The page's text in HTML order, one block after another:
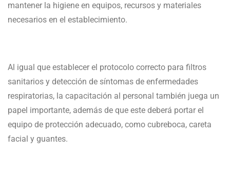
mantener la higiene en equipos, recursos y materiales
necesarios en el establecimiento.
Al igual que establecer el protocolo correcto para filtros
sanitarios y detección de síntomas de enfermedades
respiratorias, la capacitación al personal también juega un
papel importante, además de que este deberá portar el
equipo de protección adecuado, como cubreboca, careta
facial y guantes.